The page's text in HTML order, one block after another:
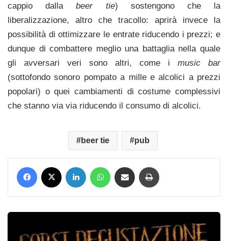
cappio dallabeer tie) sostengono che la
liberalizzazione, altro che tracollo: aprirà invece la
possibilità di ottimizzare le entrate riducendo i prezzi; e
dunque di combattere meglio una battaglia nella quale
gli avversari veri sono altri, come i music bar
(sottofondo sonoro pompato a mille e alcolici a prezzi
popolari) o quei cambiamenti di costume complessivi
che stanno via via riducendo il consumo di alcolici.
beer tie pub
Facebook LinkedIn WhatsApp Condividi via mail